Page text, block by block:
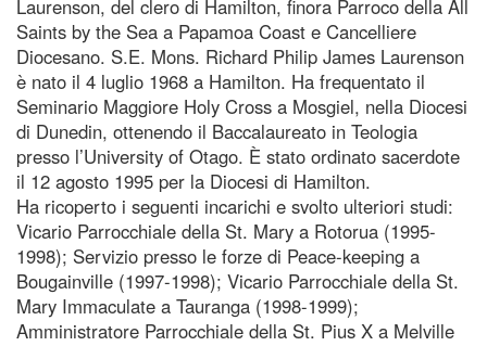
Laurenson, del clero di Hamilton, finora Parroco della All
Saints by the Sea a Papamoa Coast e Cancelliere
Diocesano. S.E. Mons. Richard Philip James Laurenson
è nato il 4 luglio 1968 a Hamilton. Ha frequentato il
Seminario Maggiore Holy Cross a Mosgiel, nella Diocesi
di Dunedin, ottenendo il Baccalaureato in Teologia
presso l’University of Otago. È stato ordinato sacerdote
il 12 agosto 1995 per la Diocesi di Hamilton.
Ha ricoperto i seguenti incarichi e svolto ulteriori studi:
Vicario Parrocchiale della St. Mary a Rotorua (1995-
1998); Servizio presso le forze di Peace-keeping a
Bougainville (1997-1998); Vicario Parrocchiale della St.
Mary Immaculate a Tauranga (1998-1999);
Amministratore Parrocchiale della St. Pius X a Melville